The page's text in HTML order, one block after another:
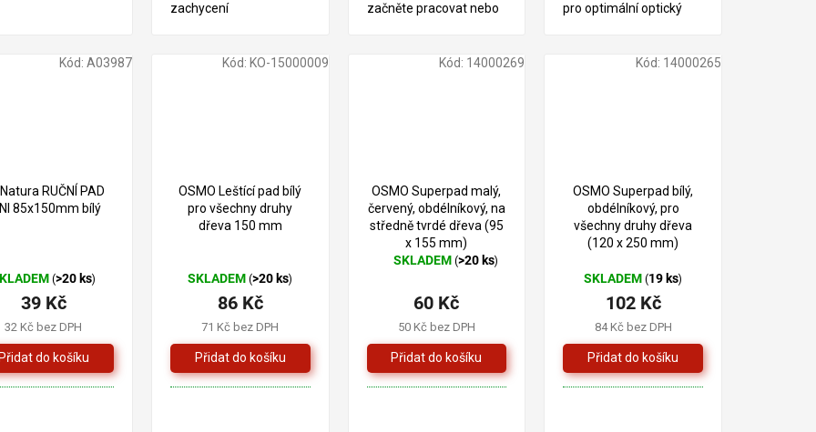
zachycení
čerstvě naolejovaných
začněte pracovat nebo
aplikujte barvy.
pro optimální optický
RUČNÍ PAD
85x150mm bílý
(>20 ks)
32 Kč bez DPH
39 Kč
Kód: A03987
OSMO Leštící pad bílý
pro všechny druhy
dřeva 150 mm
SKLADEM(>20 ks)
71 Kč bez DPH
86 Kč
Kód: KO-15000009
OSMO Superpad malý,
červený, obdélníkový, na
středně tvrdé dřeva (95
x 155 mm)
Průměrné
produktu
5
hvězdiček.
SKLADEM (>20 ks)
50 Kč bez DPH
60 Kč
Kód: 14000269
OSMO Superpad bílý,
obdélníkový, pro
všechny druhy dřeva
(120 x 250 mm)
SKLADEM(19 ks)
84 Kč bez DPH
102 Kč
Kód: 14000265